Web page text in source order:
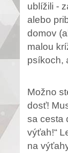
ublížili -
alebo
domov
malou
psíkoch,
Možno
dosť!
sa cesta
výťah!“
na